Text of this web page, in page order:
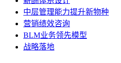
中层管理能力提升新物种
营销绩效咨询
BLM业务领先模型
战略落地